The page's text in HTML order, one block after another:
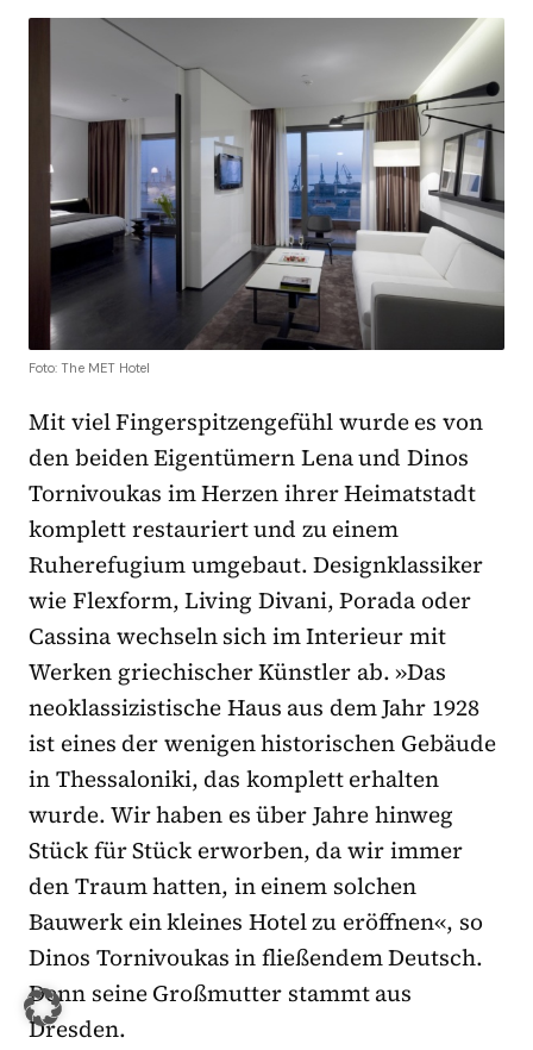
Foto: The MET Hotel
Mit viel Fingerspitzengefühl wurde es von
den beiden Eigentümern Lena und Dinos
Tornivoukas im Herzen ihrer Heimatstadt
komplett restauriert und zu einem
Ruherefugium umgebaut. Designklassiker
wie Flexform, Living Divani, Porada oder
Cassina wechseln sich im Interieur mit
Werken griechischer Künstler ab. »Das
neoklassizistische Haus aus dem Jahr 1928
ist eines der wenigen historischen Gebäude
in Thessaloniki, das komplett erhalten
wurde. Wir haben es über Jahre hinweg
Stück für Stück erworben, da wir immer
den Traum hatten, in einem solchen
Bauwerk ein kleines Hotel zu eröffnen«, so
Dinos Tornivoukas in fließendem Deutsch.
Denn seine Großmutter stammt aus
Dresden.